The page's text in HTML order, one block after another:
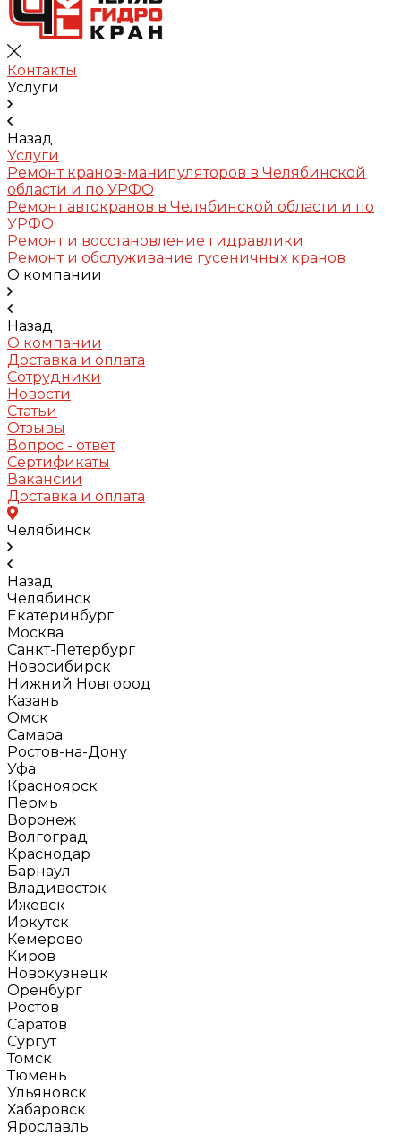
Контакты
Услуги
Назад
Услуги
Ремонт кранов-манипуляторов в Челябинской
области и по УРФО
Ремонт автокранов в Челябинской области и по
УРФО
Ремонт и восстановление гидравлики
Ремонт и обслуживание гусеничных кранов
О компании
Назад
О компании
Доставка и оплата
Сотрудники
Новости
Статьи
Отзывы
Вопрос - ответ
Сертификаты
Вакансии
Доставка и оплата
Челябинск
Назад
Челябинск
Екатеринбург
Москва
Санкт-Петербург
Новосибирск
Нижний Новгород
Казань
Омск
Самара
Ростов-на-Дону
Уфа
Красноярск
Пермь
Воронеж
Волгоград
Краснодар
Барнаул
Владивосток
Ижевск
Иркутск
Кемерово
Киров
Новокузнецк
Оренбург
Ростов
Саратов
Сургут
Томск
Тюмень
Ульяновск
Хабаровск
Ярославль